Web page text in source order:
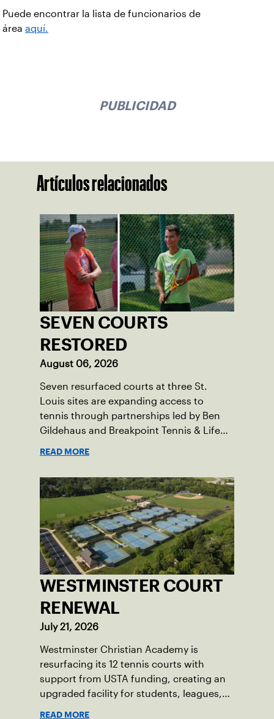
Puede encontrar la lista de funcionarios de
área aquí.
PUBLICIDAD
Artículos relacionados
SEVEN COURTS
RESTORED
August 06, 2026
Seven resurfaced courts at three St.
Louis sites are expanding access to
tennis through partnerships led by Ben
Gildehaus and Breakpoint Tennis & Life
READ MORE
WESTMINSTER COURT
RENEWAL
July 21, 2026
Westminster Christian Academy is
resurfacing its 12 tennis courts with
support from USTA funding, creating an
upgraded facility for students, leagues,
READ MORE